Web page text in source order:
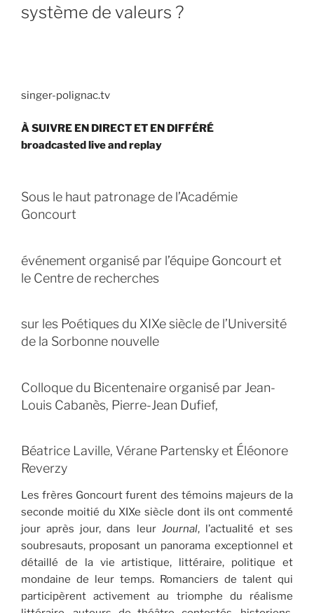
système de valeurs ?
singer-polignac.tv
À SUIVRE EN DIRECT ET EN DIFFÉRÉ
broadcasted live and replay
Sous le haut patronage de l’Académie
Goncourt
événement organisé par l’équipe Goncourt et
le Centre de recherches
sur les Poétiques du XIXe siècle de l’Université
de la Sorbonne nouvelle
Colloque du Bicentenaire organisé par Jean-
Louis Cabanès, Pierre-Jean Dufief,
Béatrice Laville, Vérane Partensky et Éléonore
Reverzy
Les frères Goncourt furent des témoins majeurs de la
seconde moitié du XIXe siècle dont ils ont commenté
jour après jour, dans leur Journal, l’actualité et ses
soubresauts, proposant un panorama exceptionnel et
détaillé de la vie artistique, littéraire, politique et
mondaine de leur temps. Romanciers de talent qui
participèrent activement au triomphe du réalisme